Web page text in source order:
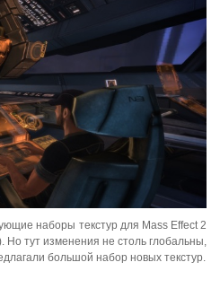
наборы текстур для Mass Effect 2
Но тут изменения не столь глобальны,
большой набор новых текстур.